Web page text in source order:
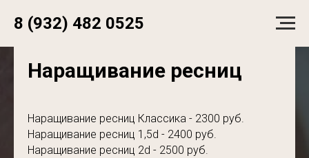
8 (932) 482 0525
Наращивание ресниц
Наращивание ресниц Классика - 2300 руб.
Наращивание ресниц 1,5d - 2400 руб.
Наращивание ресниц 2d - 2500 руб.